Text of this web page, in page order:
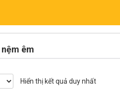
êm
Hiển thị kết quả duy nhất